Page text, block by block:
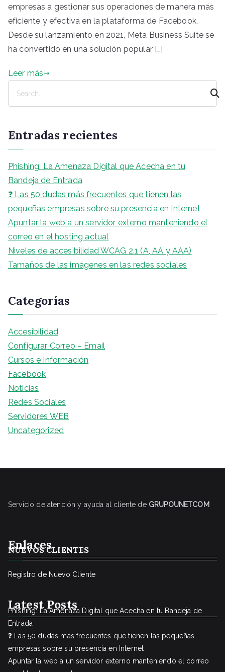
empresas a gestionar sus operaciones de manera más
eficiente y efectiva en la plataforma de Facebook.
Desde su lanzamiento en 2021, Meta Business Suite se
ha convertido en una solución popular […]
Leer más
a
r
Entradas recientes
Phishing: La Amenaza Digital que Acecha en tu
Bandeja de Entrada
❓ Las 50 dudas más frecuentes que tienen las
pequeñas empresas sobre su presencia en Internet
Apuntar la web a un servidor externo manteniendo el
correo en el hosting actual
Niveles de accesibilidad WCAG 2.1 (A, AA y AAA)
Tamaños de las imágenes en las redes sociales
Categorías
Accesibilidad
Configurar Correo – Email
Cursos e Información
Facebook
Noticias
Redes Sociales
Servidores WEB
Uncategorized
Servicio de atención y ayuda al cliente de GRUPOUNETCOM
Enlaces
NUEVOS CLIENTES
Registro de Nuevo Cliente
Latest Posts
Phishing: La Amenaza Digital que Acecha en tu Bandeja de
Entrada
❓ Las 50 dudas más frecuentes que tienen las pequeñas
empresas sobre su presencia en Internet
Apuntar la web a un servidor externo manteniendo el correo